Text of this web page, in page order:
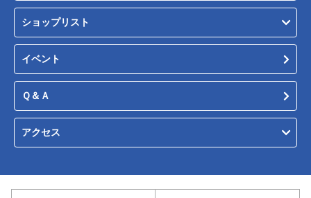
ショップリスト
イベント
Ｑ＆Ａ
アクセス